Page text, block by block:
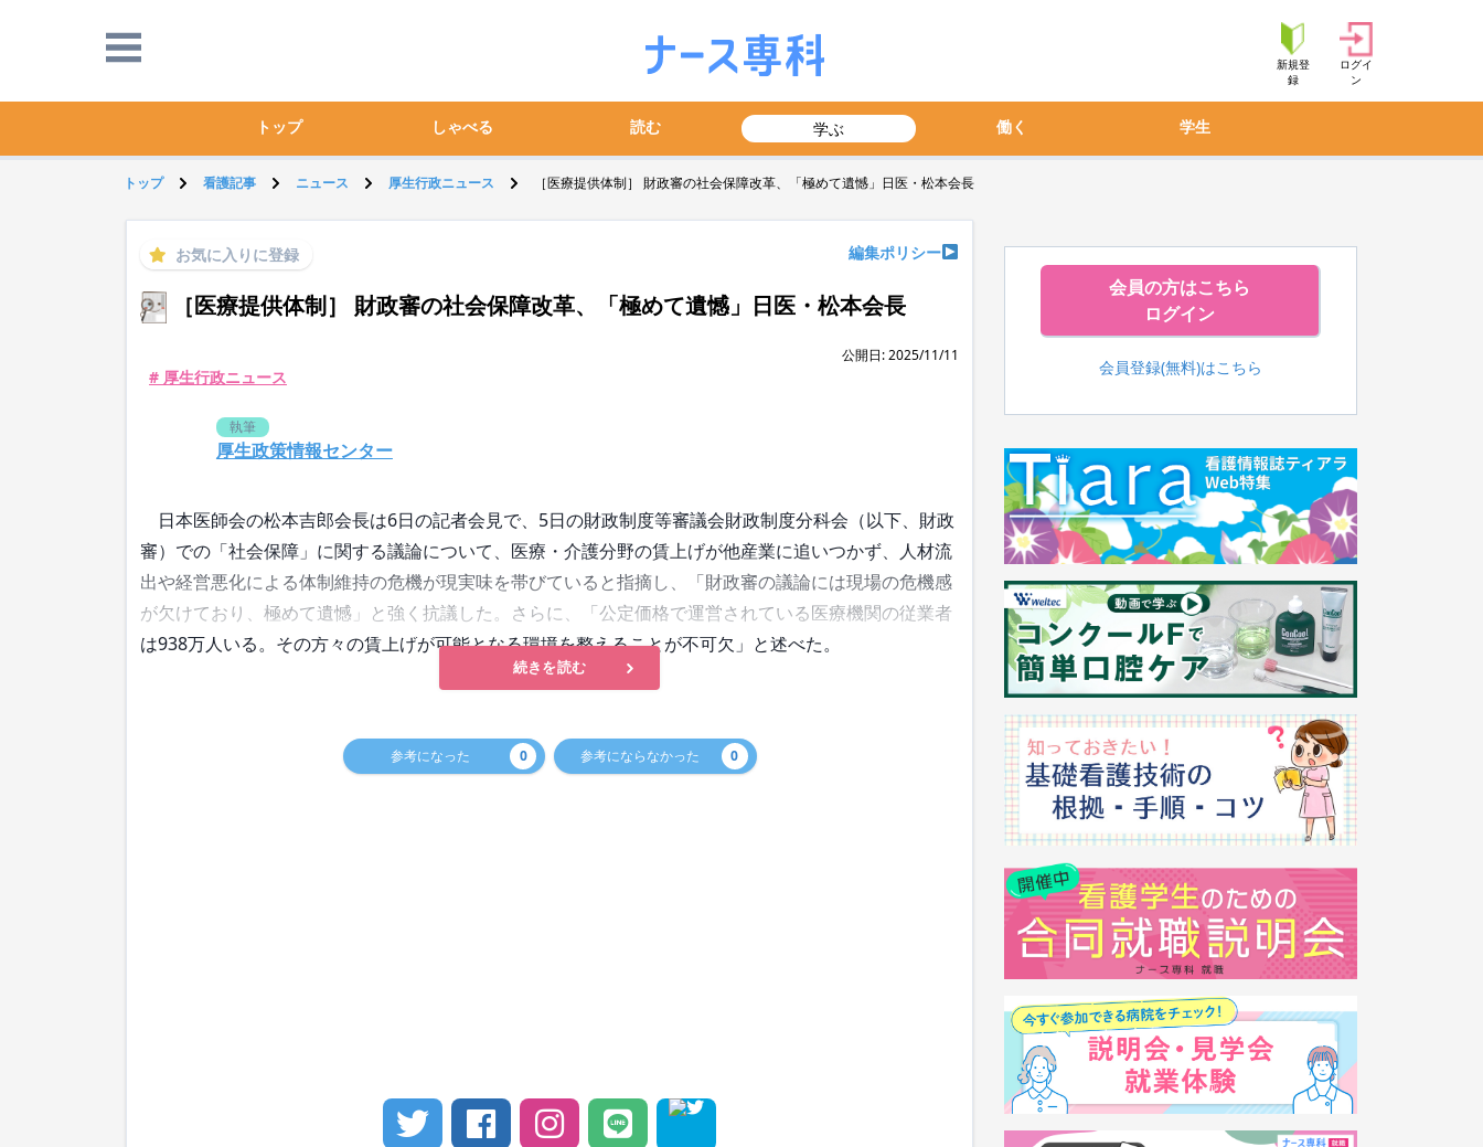
新規登
録
ログイ
ン
トップ しゃべる 読む 学ぶ 働く 学生
トップ 看護記事 ニュース 厚生行政ニュース ［医療提供体制］ 財政審の社会保障改革、「極めて遺憾」日医・松本会長
お気に入りに登録 編集ポリシー
［医療提供体制］ 財政審の社会保障改革、「極めて遺憾」日医・松本会長
公開日: 2025/11/11
# 厚生行政ニュース
執筆
厚生政策情報センター
日本医師会の松本吉郎会長は6日の記者会見で、5日の財政制度等審議会財政制度分科会（以下、財政
審）での「社会保障」に関する議論について、医療・介護分野の賃上げが他産業に追いつかず、人材流
出や経営悪化による体制維持の危機が現実味を帯びていると指摘し、「財政審の議論には現場の危機感
が欠けており、極めて遺憾」と強く抗議した。さらに、「公定価格で運営されている医療機関の従業者
は938万人いる。その方々の賃上げが可能となる環境を整えることが不可欠」と述べた。
続きを読む
参考になった 0 参考にならなかった 0
会員の方はこちら
ログイン
会員登録(無料)はこちら